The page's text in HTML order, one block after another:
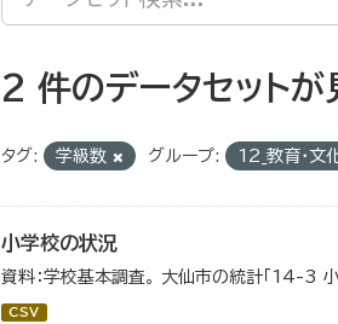
2 件のデータセットが
タグ: 学級数 グループ: 12_教育・文
小学校の状況
資料：学校基本調査。 大仙市の統計「14-3
CSV